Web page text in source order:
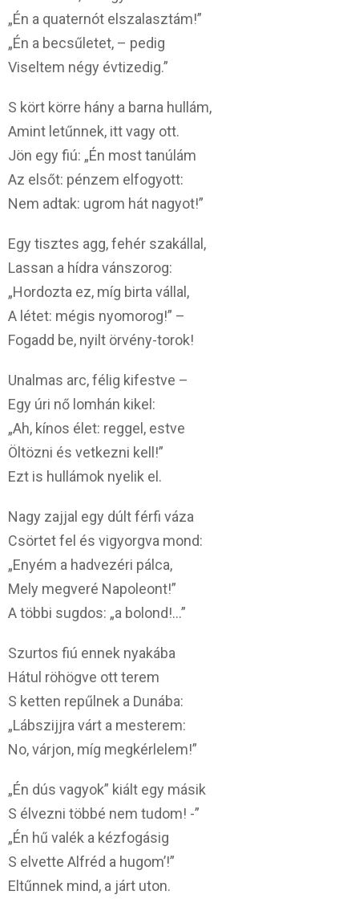
„Én a quaternót elszalasztám!”
„Én a becsűletet, – pedig
Viseltem négy évtizedig.”
S kört körre hány a barna hullám,
Amint letűnnek, itt vagy ott.
Jön egy fiú: „Én most tanúlám
Az elsőt: pénzem elfogyott:
Nem adtak: ugrom hát nagyot!”
Egy tisztes agg, fehér szakállal,
Lassan a hídra vánszorog:
„Hordozta ez, míg birta vállal,
A létet: mégis nyomorog!” –
Fogadd be, nyilt örvény-torok!
Unalmas arc, félig kifestve –
Egy úri nő lomhán kikel:
„Ah, kínos élet: reggel, estve
Öltözni és vetkezni kell!”
Ezt is hullámok nyelik el.
Nagy zajjal egy dúlt férfi váza
Csörtet fel és vigyorgva mond:
„Enyém a hadvezéri pálca,
Mely megveré Napoleont!”
A többi sugdos: „a bolond!…”
Szurtos fiú ennek nyakába
Hátul röhögve ott terem
S ketten repűlnek a Dunába:
„Lábszijjra várt a mesterem:
No, várjon, míg megkérlelem!”
„Én dús vagyok” kiált egy másik
S élvezni többé nem tudom! -”
„Én hű valék a kézfogásig
S elvette Alfréd a hugom’!”
Eltűnnek mind, a járt uton.